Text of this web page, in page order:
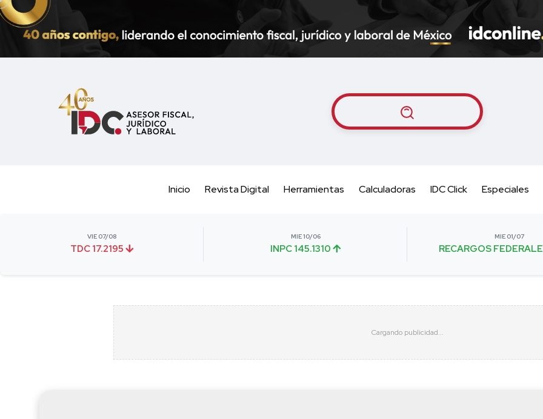
Inicio Revista Digital Herramientas Calculadoras IDC Click Especiales
VIE 07/08
TDC 17.2195
MIE 10/06
INPC 145.1310
MIE 01/07
RECARGOS